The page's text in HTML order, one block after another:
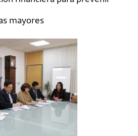
mayores